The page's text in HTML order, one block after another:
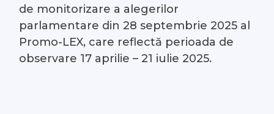
de monitorizare a alegerilor
parlamentare din 28 septembrie 2025 al
Promo-LEX, care reflectă perioada de
observare 17 aprilie – 21 iulie 2025.